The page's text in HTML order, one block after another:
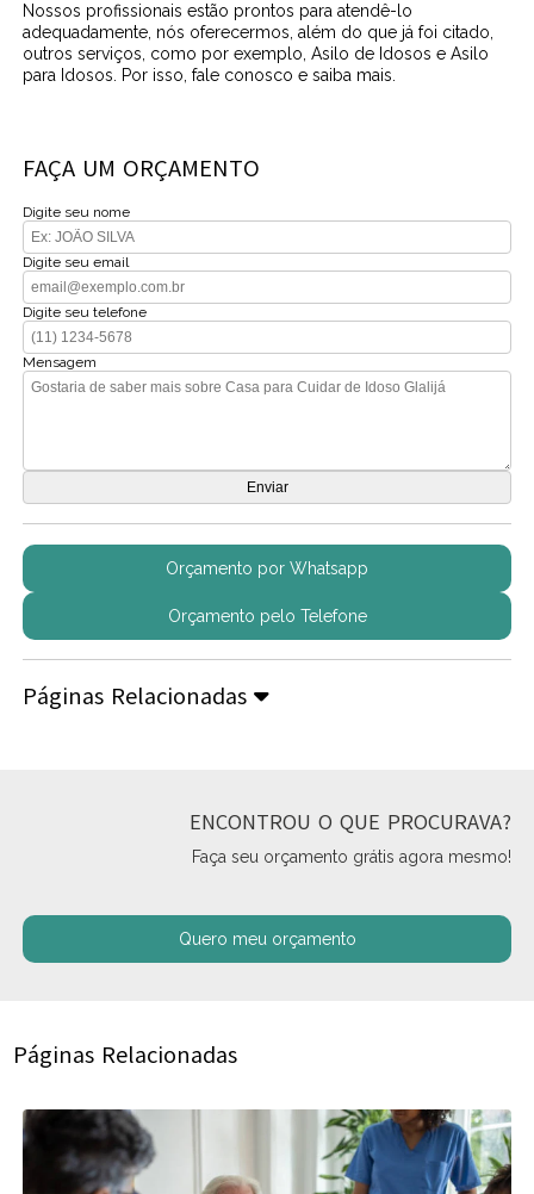
Nossos profissionais estão prontos para atendê-lo
adequadamente, nós oferecermos, além do que já foi citado,
outros serviços, como por exemplo, Asilo de Idosos e Asilo
para Idosos. Por isso, fale conosco e saiba mais.
FAÇA UM ORÇAMENTO
Digite seu nome
Digite seu email
Digite seu telefone
Mensagem
Orçamento por Whatsapp
Orçamento pelo Telefone
Páginas Relacionadas
ENCONTROU O QUE PROCURAVA?
Faça seu orçamento grátis agora mesmo!
Quero meu orçamento
Páginas Relacionadas